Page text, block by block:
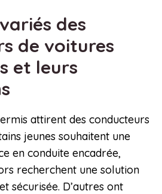
des
de voitures
et leurs
attirent des conducteurs
jeunes souhaitent une
en conduite encadrée,
recherchent une solution
sécurisée. D’autres ont